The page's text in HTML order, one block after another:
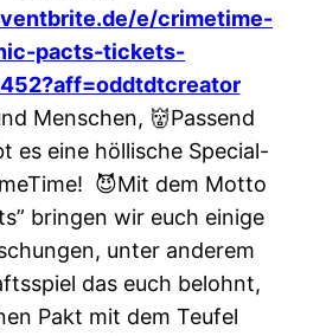
e/crimetime-
pacts-tickets-
Menschen, 👹Passend
es eine höllische Special-
😈Mit dem Motto
bringen wir euch einige
unter anderem
das euch belohnt,
Pakt mit dem Teufel